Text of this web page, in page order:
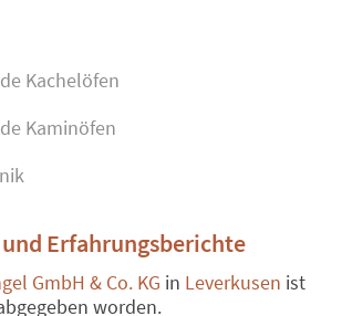
Kachelöfen
Kaminöfen
Erfahrungsberichte
GmbH & Co. KG in Leverkusen ist
worden.